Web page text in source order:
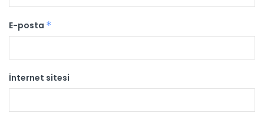
E-posta *
İnternet sitesi